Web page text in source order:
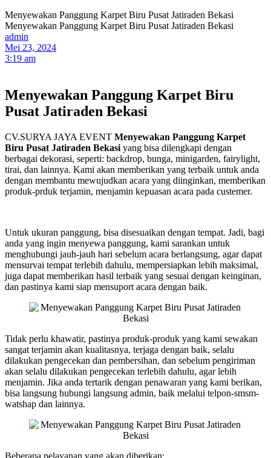
Menyewakan Panggung Karpet Biru Pusat Jatiraden Bekasi
Menyewakan Panggung Karpet Biru Pusat Jatiraden Bekasi
admin
Mei 23, 2024
3:19 am
Menyewakan Panggung Karpet Biru
Pusat Jatiraden Bekasi
CV.SURYA JAYA EVENT Menyewakan Panggung Karpet
Biru Pusat Jatiraden Bekasi yang bisa dilengkapi dengan
berbagai dekorasi, seperti: backdrop, bunga, minigarden, fairylight,
tirai, dan lainnya. Kami akan memberikan yang terbaik untuk anda
dengan membantu mewujudkan acara yang diinginkan, memberikan
produk-prduk terjamin, menjamin kepuasan acara pada custemer.
Untuk ukuran panggung, bisa disesuaikan dengan tempat. Jadi, bagi
anda yang ingin menyewa panggung, kami sarankan untuk
menghubungi jauh-jauh hari sebelum acara berlangsung, agar dapat
mensurvai tempat terlebih dahulu, mempersiapkan lebih maksimal,
juga dapat memberikan hasil terbaik yang sesuai dengan keinginan,
dan pastinya kami siap mensuport acara dengan baik.
Tidak perlu khawatir, pastinya produk-produk yang kami sewakan
sangat terjamin akan kualitasnya, terjaga dengan baik, selalu
dilakukan pengecekan dan pembersihan, dan sebelum pengiriman
akan selalu dilakukan pengecekan terlebih dahulu, agar lebih
menjamin. Jika anda tertarik dengan penawaran yang kami berikan,
bisa langsung hubungi langsung admin, baik melalui telpon-smsm-
watshap dan lainnya.
Beberapa pelayanan yang akan diberikan: